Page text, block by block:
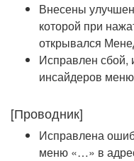
Внесены
которой при
открывался
Исправлен сбой,
инсайдеров
[Проводник]
Исправлена
меню «…» в